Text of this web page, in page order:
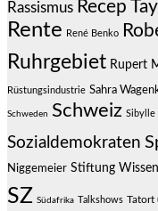
Rassismus Recep
Rente René Benko
Ruhrgebiet Rupert
Rüstungsindustrie Sahra
Schweden Schweiz Sibylle
Sozialdemokraten
Niggemeier Stiftung
SZ Südafrika Talkshows Tatort